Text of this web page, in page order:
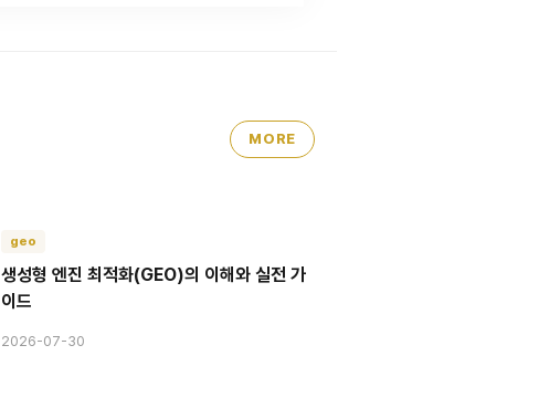
MORE
geo
생성형 엔진 최적화(GEO)의 이해와 실전 가
이드
2026-07-30